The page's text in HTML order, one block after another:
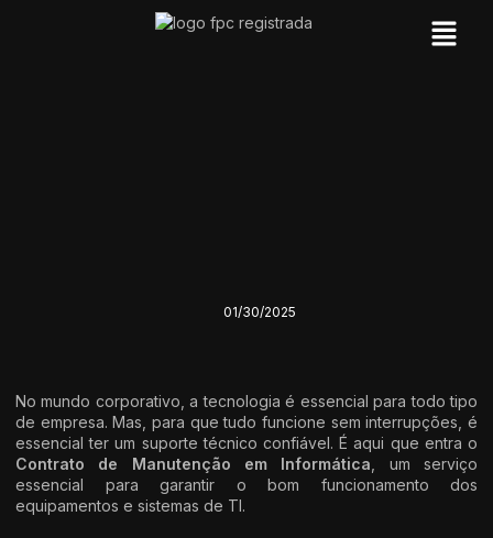
01/30/2025
No mundo corporativo, a tecnologia é essencial para todo tipo
de empresa. Mas, para que tudo funcione sem interrupções, é
essencial ter um suporte técnico confiável. É aqui que entra o
Contrato de Manutenção em Informática , um serviço
essencial para garantir o bom funcionamento dos
equipamentos e sistemas de TI.